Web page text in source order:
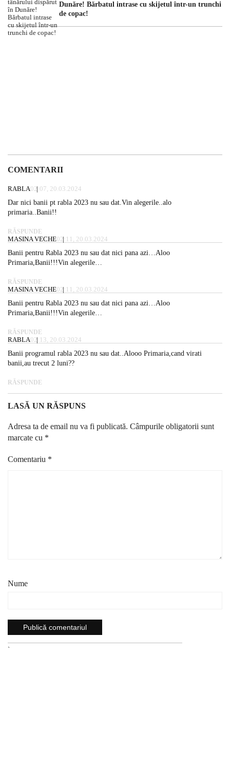
Dunăre! Bărbatul intrase cu skijetul într-un trunchi
de copac!
COMENTARII
RABLA02:07, 20.03.2024
Dar nici banii pt rabla 2023 nu sau dat.Vin alegerile..alo
primaria..Banii!!
RĂSPUNDE
MASINA VECHE02:11, 20.03.2024
Banii pentru Rabla 2023 nu sau dat nici pana azi…Aloo
Primaria,Banii!!!Vin alegerile…
RĂSPUNDE
MASINA VECHE02:11, 20.03.2024
Banii pentru Rabla 2023 nu sau dat nici pana azi…Aloo
Primaria,Banii!!!Vin alegerile…
RĂSPUNDE
RABLA02:13, 20.03.2024
Banii programul rabla 2023 nu sau dat..Alooo Primaria,cand virati
banii,au trecut 2 luni??
RĂSPUNDE
LASĂ UN RĂSPUNS
Adresa ta de email nu va fi publicată. Câmpurile obligatorii sunt
marcate cu *
Comentariu *
Nume
`